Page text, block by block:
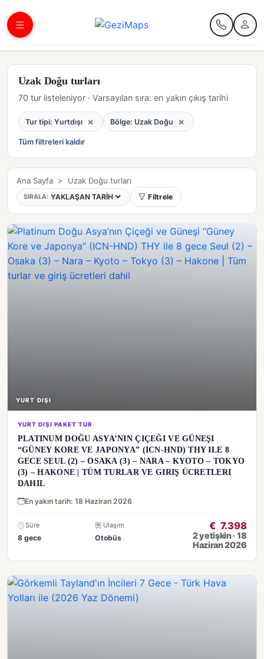
Uzak Doğu turları
70 tur listeleniyor · Varsayılan sıra: en yakın çıkış tarihi
Tur tipi: Yurtdışı × Bölge: Uzak Doğu ×
Tüm filtreleri kaldır
Ana Sayfa > Uzak Doğu turları
SIRALA: Filtrele
YURT DIŞI
YURT DIŞI PAKET TUR
PLATINUM DOĞU ASYA’NIN ÇIÇEĞI VE GÜNEŞI
“GÜNEY KORE VE JAPONYA” (ICN-HND) THY ILE 8
GECE SEUL (2) – OSAKA (3) – NARA – KYOTO – TOKYO
(3) – HAKONE | TÜM TURLAR VE GIRIŞ ÜCRETLERI
DAHIL
En yakın tarih: 18 Haziran 2026
Süre
8 gece
Ulaşım
Otobüs
€ 7.398
2 yetişkin · 18
Haziran 2026